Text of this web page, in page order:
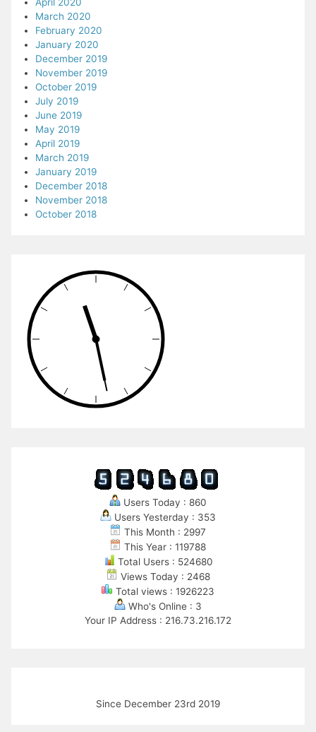
March 2020
February 2020
January 2020
December 2019
November 2019
October 2019
July 2019
June 2019
May 2019
April 2019
March 2019
January 2019
December 2018
November 2018
October 2018
Users Today : 860
Users Yesterday : 353
This Month : 2997
This Year : 119788
Total Users : 524680
Views Today : 2468
Total views : 1926223
Who's Online : 3
Your IP Address : 216.73.216.172
Since December 23rd 2019